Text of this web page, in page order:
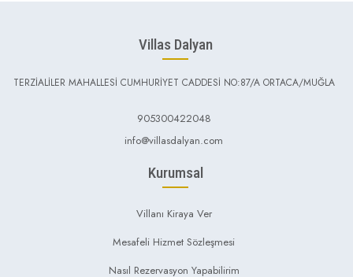
Villas Dalyan
TERZİALİLER MAHALLESİ CUMHURİYET CADDESİ NO:87/A ORTACA/MUĞLA
905300422048
info@villasdalyan.com
Kurumsal
Villanı Kiraya Ver
Mesafeli Hizmet Sözleşmesi
Nasıl Rezervasyon Yapabilirim